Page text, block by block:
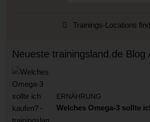
Trainings-Locations
Neueste trainingsland.de Blog
ERNÄHRUNG
Welches Omega-3 sollte